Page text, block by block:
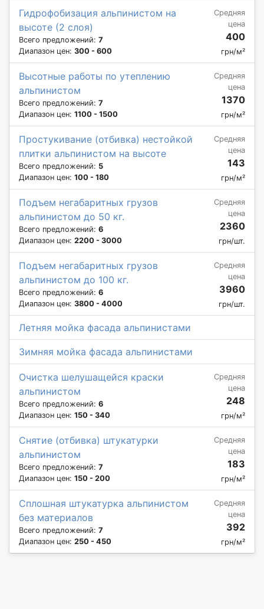
Гидрофобизация альпинистом на
высоте (2 слоя)
Всего предложений: 7
Диапазон цен: 300 - 600
Средняя
цена
400
грн/м²
Высотные работы по утеплению
альпинистом
Всего предложений: 7
Диапазон цен: 1100 - 1500
Средняя
цена
1370
грн/м²
Простукивание (отбивка) нестойкой
плитки альпинистом на высоте
Всего предложений: 5
Диапазон цен: 100 - 180
Средняя
цена
143
грн/м²
Подъем негабаритных грузов
альпинистом до 50 кг.
Всего предложений: 6
Диапазон цен: 2200 - 3000
Средняя
цена
2360
грн/шт.
Подъем негабаритных грузов
альпинистом до 100 кг.
Всего предложений: 6
Диапазон цен: 3800 - 4000
Средняя
цена
3960
грн/шт.
Летняя мойка фасада альпинистами
Зимняя мойка фасада альпинистами
Очистка шелушащейся краски
альпинистом
Всего предложений: 6
Диапазон цен: 150 - 340
Средняя
цена
248
грн/м²
Снятие (отбивка) штукатурки
альпинистом
Всего предложений: 7
Диапазон цен: 150 - 200
Средняя
цена
183
грн/м²
Сплошная штукатурка альпинистом
без материалов
Всего предложений: 7
Диапазон цен: 250 - 450
Средняя
цена
392
грн/м²